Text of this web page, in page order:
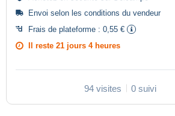
Envoi selon les conditions du vendeur
Frais de plateforme : 0,55 €
Il reste 21 jours 4 heures
94 visites 0 suivi